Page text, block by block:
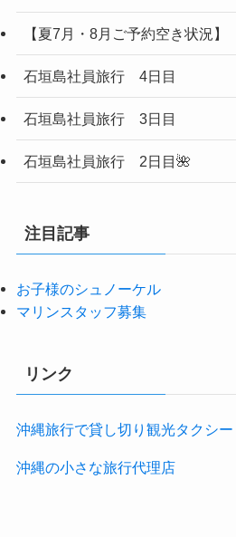
【夏7月・8月ご予約空き状況】
石垣島社員旅行 4日目
石垣島社員旅行 3日目
石垣島社員旅行 2日目🌺
注目記事
お子様のシュノーケル
マリンスタッフ募集
リンク
沖縄旅行で貸し切り観光タクシー
沖縄の小さな旅行代理店